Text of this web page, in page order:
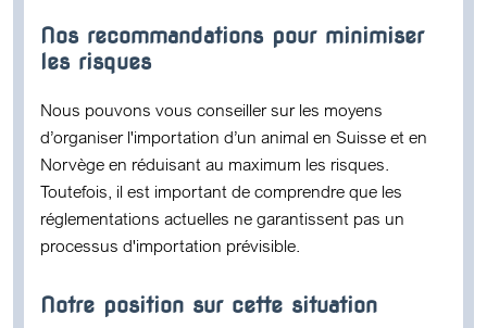
Nos recommandations pour minimiser
les risques
Nous pouvons vous conseiller sur les moyens
d’organiser l'importation d’un animal en Suisse et en
Norvège en réduisant au maximum les risques.
Toutefois, il est important de comprendre que les
réglementations actuelles ne garantissent pas un
processus d'importation prévisible.
Notre position sur cette situation